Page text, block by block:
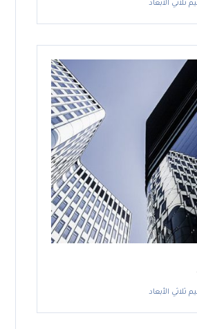
ثلاثي الأبعاد
ثلاثي الأبعاد